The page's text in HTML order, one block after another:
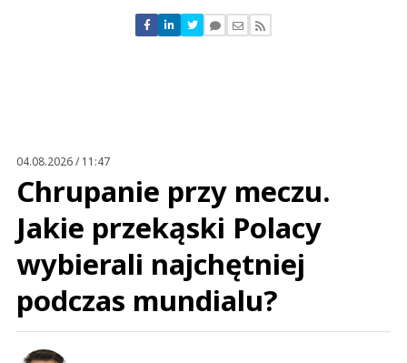
Nie znaleziono komentarzy
Zostaw swoje komentarze
04.08.2026 / 11:47
Chrupanie przy meczu.
Jakie przekąski Polacy
wybierali najchętniej
podczas mundialu?